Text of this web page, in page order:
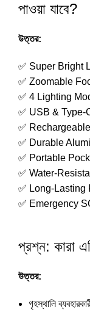
পাওয়া যাবে?
উত্তর:
✅ Super Bright
✅ Zoomable
✅ 4 Lighting
✅ USB &
✅
✅ Durable
✅ Portable
✅ Water-
✅ Long-Lasting
✅ Emergency
প্রশ্ন: কারা
উত্তর:
গৃহস্থালি